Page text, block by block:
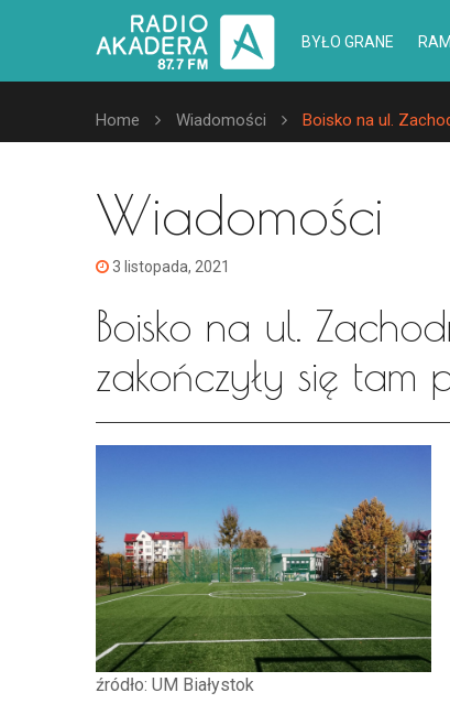
BYŁO GRANE
Home Wiadomości Boisko na ul.
Wiadomości
3 listopada, 2021
Boisko na ul.
zakończyły się tam
źródło: UM Białystok